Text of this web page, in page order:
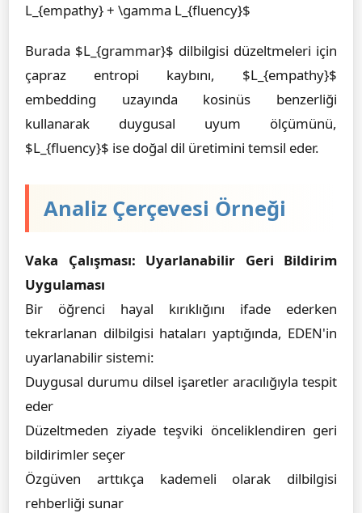
L_{empathy} + \gamma L_{fluency}$
Burada $L_{grammar}$ dilbilgisi düzeltmeleri için
çapraz entropi kaybını, $L_{empathy}$
embedding uzayında kosinüs benzerliği
kullanarak duygusal uyum ölçümünü,
$L_{fluency}$ ise doğal dil üretimini temsil eder.
Analiz Çerçevesi Örneği
Vaka Çalışması: Uyarlanabilir Geri Bildirim
Uygulaması
Bir öğrenci hayal kırıklığını ifade ederken
tekrarlanan dilbilgisi hataları yaptığında, EDEN'in
uyarlanabilir sistemi:
Duygusal durumu dilsel işaretler aracılığıyla tespit
eder
Düzeltmeden ziyade teşviki önceliklendiren geri
bildirimler seçer
Özgüven arttıkça kademeli olarak dilbilgisi
rehberliği sunar